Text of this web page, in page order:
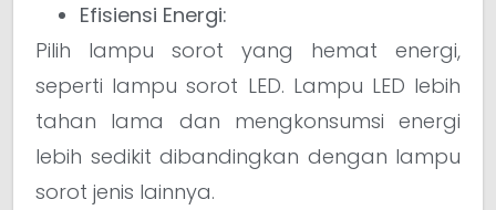
Efisiensi Energi:
Pilih lampu sorot yang hemat energi,
seperti lampu sorot LED. Lampu LED lebih
tahan lama dan mengkonsumsi energi
lebih sedikit dibandingkan dengan lampu
sorot jenis lainnya.